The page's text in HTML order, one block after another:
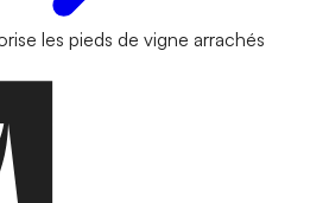
les pieds de vigne arrachés